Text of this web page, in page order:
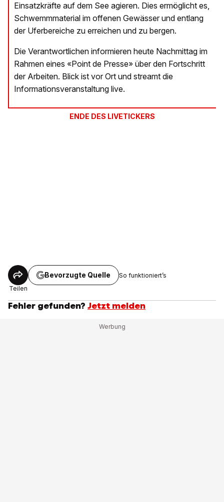
Einsatzkräfte auf dem See agieren. Dies ermöglicht es,
Schwemmmaterial im offenen Gewässer und entlang
der Uferbereiche zu erreichen und zu bergen.
Die Verantwortlichen informieren heute Nachmittag im
Rahmen eines «Point de Presse» über den Fortschritt
der Arbeiten. Blick ist vor Ort und streamt die
Informationsveranstaltung live.
ENDE DES LIVETICKERS
Teilen
Bevorzugte Quelle So funktioniert’s
Fehler gefunden? Jetzt melden